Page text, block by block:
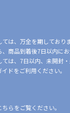
は、万全を期しており
商品到着後7日以内にお
は、7日以内、未開封
ドをご利用ください。
らをご覧ください。